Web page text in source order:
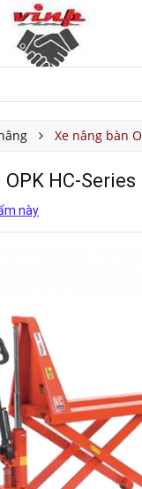
Xe nâng bàn
HC-Series
này